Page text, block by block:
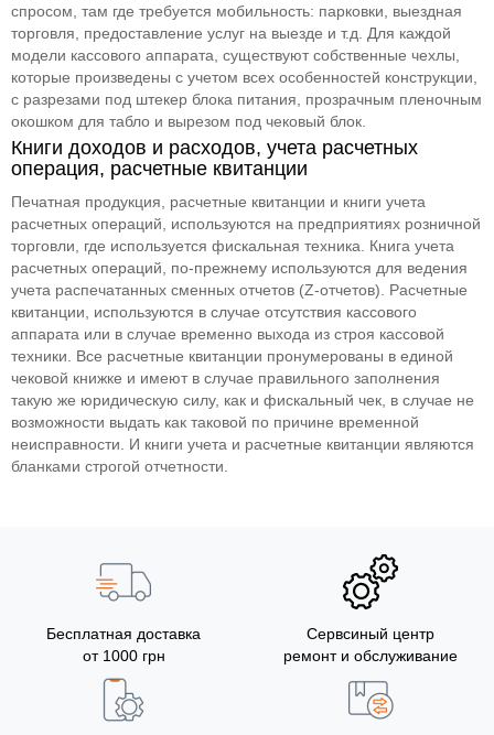
спросом, там где требуется мобильность: парковки, выездная
торговля, предоставление услуг на выезде и т.д. Для каждой
модели кассового аппарата, существуют собственные чехлы,
которые произведены с учетом всех особенностей конструкции,
с разрезами под штекер блока питания, прозрачным пленочным
окошком для табло и вырезом под чековый блок.
Книги доходов и расходов, учета расчетных
операция, расчетные квитанции
Печатная продукция, расчетные квитанции и книги учета
расчетных операций, используются на предприятиях розничной
торговли, где используется фискальная техника. Книга учета
расчетных операций, по-прежнему используются для ведения
учета распечатанных сменных отчетов (Z-отчетов). Расчетные
квитанции, используются в случае отсутствия кассового
аппарата или в случае временно выхода из строя кассовой
техники. Все расчетные квитанции пронумерованы в единой
чековой книжке и имеют в случае правильного заполнения
такую же юридическую силу, как и фискальный чек, в случае не
возможности выдать как таковой по причине временной
неисправности. И книги учета и расчетные квитанции являются
бланками строгой отчетности.
Бесплатная доставка
от 1000 грн
Сервсиный центр
ремонт и обслуживание